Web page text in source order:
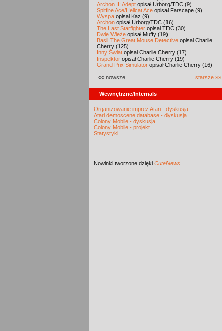
Archon II: Adept opisał Urborg/TDC (9)
Spitfire Ace/Hellcat Ace opisał Farscape (9)
Wyspa opisał Kaz (9)
Archon opisał Urborg/TDC (16)
The Last Starfighter opisał TDC (30)
Dwie Wieże opisał Muffy (19)
Basil The Great Mouse Detective opisał Charlie
Cherry (125)
Inny Świat opisał Charlie Cherry (17)
Inspektor opisał Charlie Cherry (19)
Grand Prix Simulator opisał Charlie Cherry (16)
«« nowsze starsze »»
Wewnętrzne/Internals
Organizowanie imprez Atari - dyskusja
Atari demoscene database - dyskusja
Colony Mobile - dyskusja
Colony Mobile - projekt
Statystyki
Nowinki tworzone dzięki CuteNews